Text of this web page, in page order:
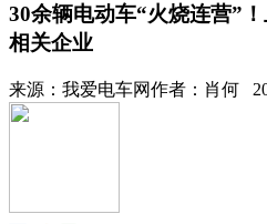
30余辆电动车“火烧连营”
相关企业
来源： 我爱电车网作者： 肖何